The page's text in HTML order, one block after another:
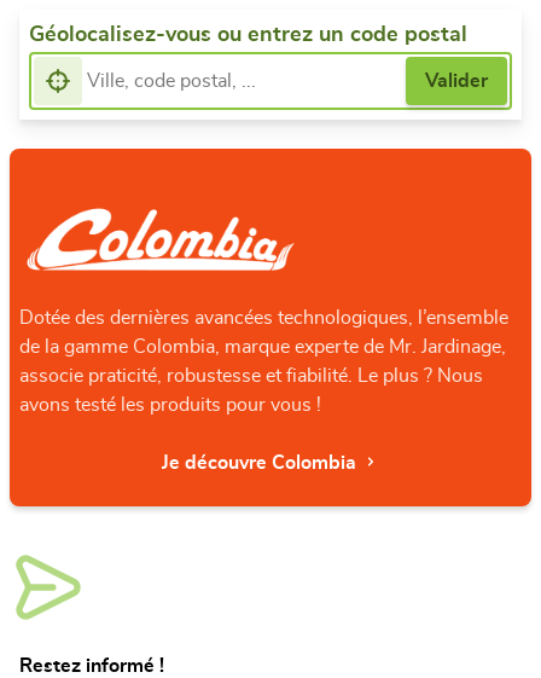
Géolocalisez-vous ou entrez un code postal
Dotée des dernières avancées technologiques, l’ensemble
de la gamme Colombia, marque experte de Mr. Jardinage,
associe praticité, robustesse et fiabilité. Le plus ? Nous
avons testé les produits pour vous !
Je découvre Colombia
Restez informé !